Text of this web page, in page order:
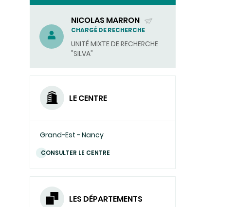
NICOLAS MARRON
(ENVOYER
UN
COURRIEL)
CHARGÉ DE RECHERCHE
UNITÉ MIXTE DE RECHERCHE
"SILVA"
LE CENTRE
Grand-Est - Nancy
CONSULTER LE CENTRE
LES DÉPARTEMENTS